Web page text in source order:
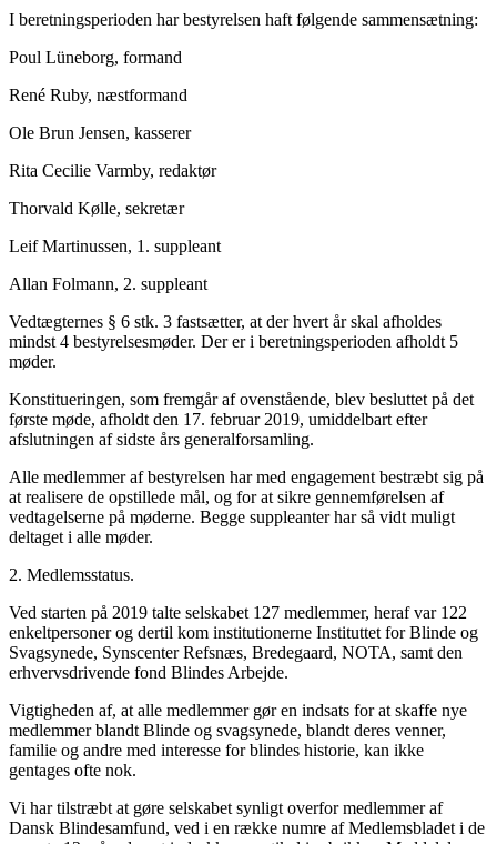
I beretningsperioden har bestyrelsen haft følgende sammensætning:
Poul Lüneborg, formand
René Ruby, næstformand
Ole Brun Jensen, kasserer
Rita Cecilie Varmby, redaktør
Thorvald Kølle, sekretær
Leif Martinussen, 1. suppleant
Allan Folmann, 2. suppleant
Vedtægternes § 6 stk. 3 fastsætter, at der hvert år skal afholdes
mindst 4 bestyrelsesmøder. Der er i beretningsperioden afholdt 5
møder.
Konstitueringen, som fremgår af ovenstående, blev besluttet på det
første møde, afholdt den 17. februar 2019, umiddelbart efter
afslutningen af sidste års generalforsamling.
Alle medlemmer af bestyrelsen har med engagement bestræbt sig på
at realisere de opstillede mål, og for at sikre gennemførelsen af
vedtagelserne på møderne. Begge suppleanter har så vidt muligt
deltaget i alle møder.
2. Medlemsstatus.
Ved starten på 2019 talte selskabet 127 medlemmer, heraf var 122
enkeltpersoner og dertil kom institutionerne Instituttet for Blinde og
Svagsynede, Synscenter Refsnæs, Bredegaard, NOTA, samt den
erhvervsdrivende fond Blindes Arbejde.
Vigtigheden af, at alle medlemmer gør en indsats for at skaffe nye
medlemmer blandt Blinde og svagsynede, blandt deres venner,
familie og andre med interesse for blindes historie, kan ikke
gentages ofte nok.
Vi har tilstræbt at gøre selskabet synligt overfor medlemmer af
Dansk Blindesamfund, ved i en række numre af Medlemsbladet i de